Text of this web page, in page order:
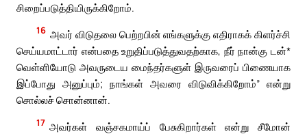
சிறைப்படுத்தியிருக்கிறோம்.
16 அவர் விடுதலை பெற்றபின் எங்களுக்கு எதிராகக் கிளர்ச்சி
செய்யமாட்டார் என்பதை உறுதிப்படுத்துவதற்காக, நீர் நான்கு டன்*
வெள்ளியோடு அவருடைய மைந்தர்களுள் இருவரைப் பிணையாக
இப்போது அனுப்பும்; நாங்கள் அவரை விடுவிக்கிறோம்” என்று
சொல்லச் சொன்னான்.
17 அவர்கள் வஞ்சகமாய்ப் பேசுகிறார்கள் என்று சீமோன்